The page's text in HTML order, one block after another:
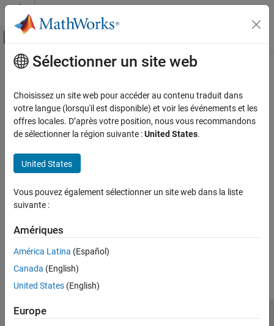
Passer au contenu
Activer/désactiver l'affichage du menu
Accueil de la documentation
Contenu principal
How useful was this information?
Sélectionner un site web
Choisissez un site web pour accéder au contenu traduit dans
votre langue (lorsqu'il est disponible) et voir les événements et les
offres locales. D’après votre position, nous vous recommandons
de sélectionner la région suivante :United States.
United States
Vous pouvez également sélectionner un site web dans la liste
suivante :
Amériques
América Latina (Español)
Canada (English)
United States (English)
Europe